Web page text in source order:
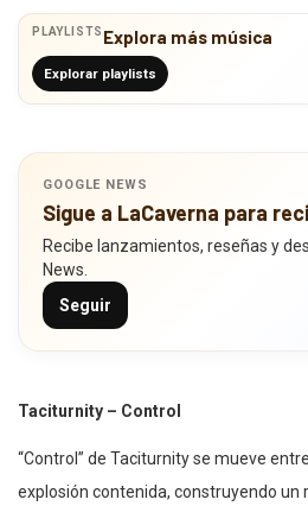
PLAYLISTS Explora más música
Explorar playlists
GOOGLE NEWS
Sigue a LaCaverna para
Recibe lanzamientos, reseñas y
News.
Seguir
Taciturnity – Control
“Control” de Taciturnity se mueve
explosión contenida, construyendo un